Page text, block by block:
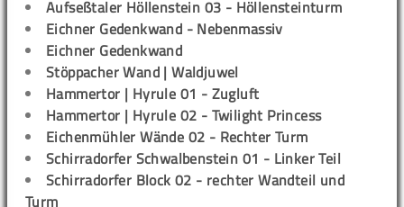
Aufseßtaler Höllenstein 03 - Höllensteinturm
Eichner Gedenkwand - Nebenmassiv
Eichner Gedenkwand
Stöppacher Wand | Waldjuwel
Hammertor | Hyrule 01 - Zugluft
Hammertor | Hyrule 02 - Twilight Princess
Eichenmühler Wände 02 - Rechter Turm
Schirradorfer Schwalbenstein 01 - Linker Teil
Schirradorfer Block 02 - rechter Wandteil und
Turm